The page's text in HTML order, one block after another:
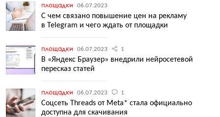
площадки 06.07.2023
С чем связано повышение цен на рекламу
в Telegram и чего ждать от площадки
площадки 06.07.2023 1
В «Яндекс Браузер» внедрили нейросетевой
пересказ статей
площадки 06.07.2023 1
Соцсеть Threads от Meta* стала официально
доступна для скачивания